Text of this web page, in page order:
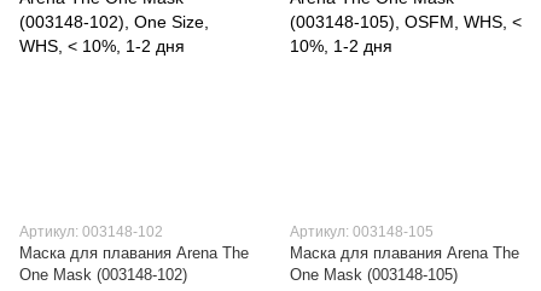
Артикул: 003148-102
Маска для плавания Arena The
One Mask (003148-102)
Артикул: 003148-105
Маска для плавания Arena The
One Mask (003148-105)